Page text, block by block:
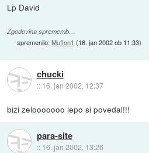
Lp David
Zgodovina sprememb…
spremenilo:Muflon1 (16. jan 2002 ob 11:33)
chucki
:: 16. jan 2002, 12:37
bizi zelooooooo lepo si povedal!!!
para-site
:: 16. jan 2002, 13:26